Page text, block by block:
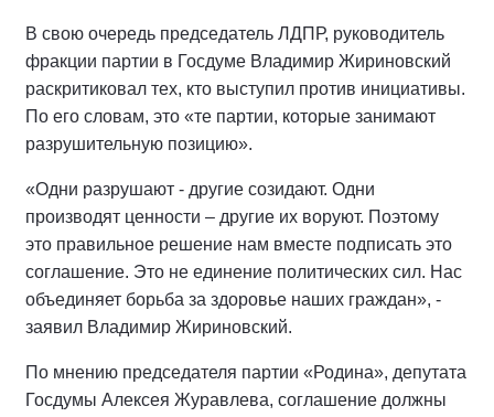
В свою очередь председатель ЛДПР, руководитель
фракции партии в Госдуме Владимир Жириновский
раскритиковал тех, кто выступил против инициативы.
По его словам, это «те партии, которые занимают
разрушительную позицию».
«Одни разрушают - другие созидают. Одни
производят ценности – другие их воруют. Поэтому
это правильное решение нам вместе подписать это
соглашение. Это не единение политических сил. Нас
объединяет борьба за здоровье наших граждан», -
заявил Владимир Жириновский.
По мнению председателя партии «Родина», депутата
Госдумы Алексея Журавлева, соглашение должны